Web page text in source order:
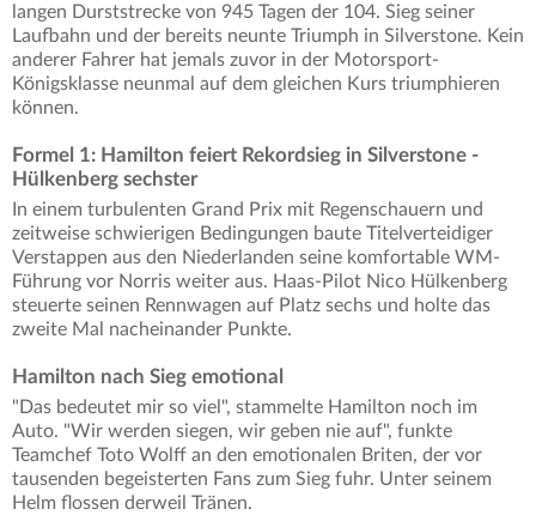
langen Durststrecke von 945 Tagen der 104. Sieg seiner
Laufbahn und der bereits neunte Triumph in Silverstone. Kein
anderer Fahrer hat jemals zuvor in der Motorsport-
Königsklasse neunmal auf dem gleichen Kurs triumphieren
können.
Formel 1: Hamilton feiert Rekordsieg in Silverstone -
Hülkenberg sechster
In einem turbulenten Grand Prix mit Regenschauern und
zeitweise schwierigen Bedingungen baute Titelverteidiger
Verstappen aus den Niederlanden seine komfortable WM-
Führung vor Norris weiter aus. Haas-Pilot Nico Hülkenberg
steuerte seinen Rennwagen auf Platz sechs und holte das
zweite Mal nacheinander Punkte.
Hamilton nach Sieg emotional
"Das bedeutet mir so viel", stammelte Hamilton noch im
Auto. "Wir werden siegen, wir geben nie auf", funkte
Teamchef Toto Wolff an den emotionalen Briten, der vor
tausenden begeisterten Fans zum Sieg fuhr. Unter seinem
Helm flossen derweil Tränen.